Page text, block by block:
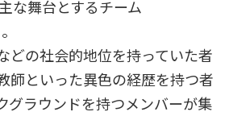
な舞台とするチーム
どの社会的地位を持っていた者
師といった異色の経歴を持つ者
グラウンドを持つメンバーが集